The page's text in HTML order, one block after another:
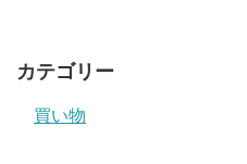
カテゴリー
買い物